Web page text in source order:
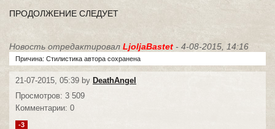
ПРОДОЛЖЕНИЕ СЛЕДУЕТ
Новость отредактировал LjoljaBastet - 4-08-2015, 14:16
Причина: Стилистика автора сохранена
21-07-2015, 05:39 by DeathAngel
Просмотров: 3 509
Комментарии: 0
-3